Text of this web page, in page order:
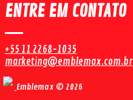
ENTRE EM CONTATO
+55 11 2268-1035
marketing@emblemax.com.br
Emblemax © 2026